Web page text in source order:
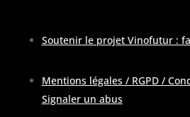
Soutenir le projet Vinofutur :
Mentions légales / RGPD /
Signaler un abus